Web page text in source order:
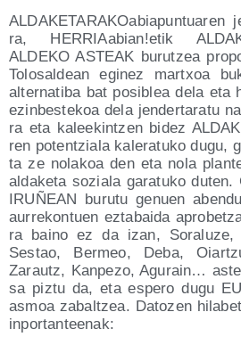
ra, HERRIAabian!etik
ALDEKO ASTEAK burutzea
Tolo­sal­dean egi­nez martxoa
alter­na­ti­ba bat posi­blea dela eta
ezin­bes­te­koa dela jen­der­ta­ra­tu
ra eta kalee­kin­tzen bidez
ren poten­tzia­la kale­ra­tu­ko dugu,
ta ze nola­koa den eta nola
alda­ke­ta sozia­la gara­tu­ko duten.
IRUÑEAN buru­tu genuen
aurre­kon­tuen ezta­bai­da
ra baino ez da izan, Sora­lu­ze,
Ses­tao, Bermeo, Deba,
Zarautz, Kan­pe­zo, Agu­rain…
sa piz­tu da, eta espe­ro dugu
asmoa zabal­tzea. Dato­zen
inportanteenak: